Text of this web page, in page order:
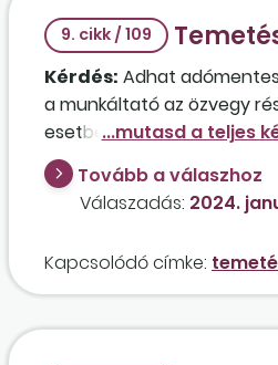
9. cikk / 109
Kérdés: Adhat
a munkáltató az özvegy
esetben, ha az elhunyt
rendszeresen foglalkoztatta
munkavállalóként?
Tovább a válaszhoz
Válaszadás: 2024.
Kapcsolódó címke: